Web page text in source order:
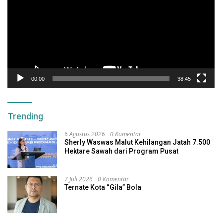
00:00 38:45
Trending
6 Agustus 2026 0 Komentar
Sherly Waswas Malut Kehilangan Jatah 7.500
Hektare Sawah dari Program Pusat
7 Juli 2026 0 Komentar
Ternate Kota “Gila” Bola